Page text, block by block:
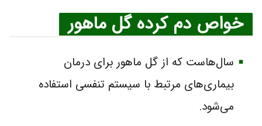
خواص دم کرده گل ماهور
سال‌هاست که از گل ماهور برای درمان
بیماری‌های مرتبط با سیستم تنفسی استفاده
می‌شود.